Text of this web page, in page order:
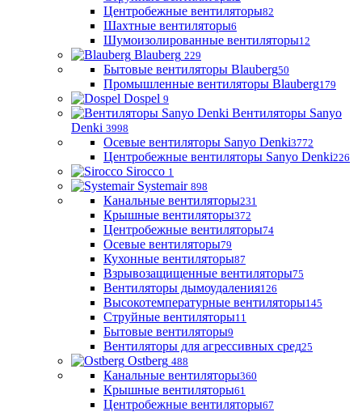
Центробежные вентиляторы82
Шахтные вентиляторы6
Шумоизолированные вентиляторы12
Blauberg 229
Бытовые вентиляторы Blauberg50
Промышленные вентиляторы Blauberg179
Dospel 9
Вентиляторы Sanyo
Denki 3998
Осевые вентиляторы Sanyo Denki3772
Центробежные вентиляторы Sanyo Denki226
Sirocco 1
Systemair 898
Канальные вентиляторы231
Крышные вентиляторы372
Центробежные вентиляторы74
Осевые вентиляторы79
Кухонные вентиляторы87
Взрывозащищенные вентиляторы75
Вентиляторы дымоудаления126
Высокотемпературные вентиляторы145
Струйные вентиляторы11
Бытовые вентиляторы9
Вентиляторы для агрессивных сред25
Ostberg 488
Канальные вентиляторы360
Крышные вентиляторы61
Центробежные вентиляторы67